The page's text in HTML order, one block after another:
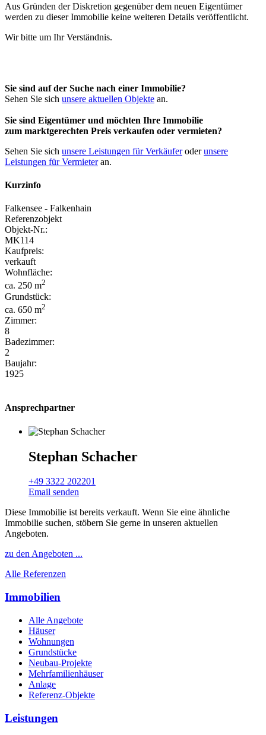
Aus Gründen der Diskretion gegenüber dem neuen Eigentümer
werden zu dieser Immobilie keine weiteren Details veröffentlicht.
Wir bitte um Ihr Verständnis.
Sie sind auf der Suche nach einer Immobilie?
Sehen Sie sich unsere aktuellen Objekte an.
Sie sind Eigentümer und möchten Ihre Immobilie
zum marktgerechten Preis verkaufen oder vermieten?
Sehen Sie sich unsere Leistungen für Verkäuferoderunsere
Leistungen für Vermieteran.
Kurzinfo
Falkensee - Falkenhain
Referenzobjekt
Objekt-Nr.:
MK114
Kaufpreis:
verkauft
Wohnfläche:
ca. 250 m2
Grundstück:
ca. 650 m2
Zimmer:
8
Badezimmer:
2
Baujahr:
1925
Ansprechpartner
Stephan Schacher
+49 3322 202201
Email senden
Diese Immobilie ist bereits verkauft. Wenn Sie eine ähnliche
Immobilie suchen, stöbern Sie gerne in unseren aktuellen
Angeboten.
zu den Angeboten ...
Alle Referenzen
Immobilien
Alle Angebote
Häuser
Wohnungen
Grundstücke
Neubau-Projekte
Mehrfamilienhäuser
Anlage
Referenz-Objekte
Leistungen